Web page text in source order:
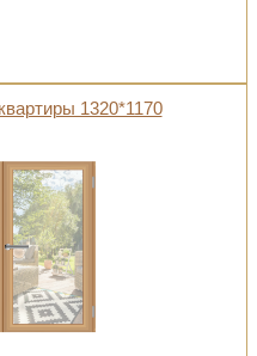
1320*1170